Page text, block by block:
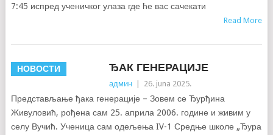
7:45 испред ученичког улаза где ће вас сачекати
Read More
НОВОСТИ ЂАК ГЕНЕРАЦИЈЕ
админ 26. juna 2025.
Представљање ђака генерације – Зовем се Ђурђина
Живуловић, рођена сам 25. априла 2006. године и живим у
селу Вучић. Ученица сам одељења IV-1 Средње школе „Ђура